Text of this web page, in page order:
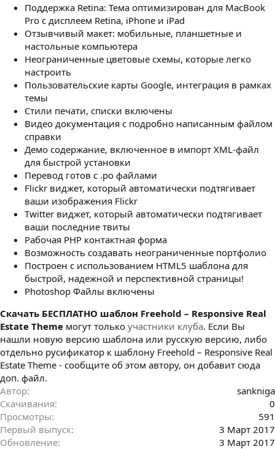
Поддержка Retina: Тема оптимизирован для MacBook
Pro с дисплеем Retina, iPhone и iPad
Отзывчивый макет: мобильные, планшетные и
настольные компьютера
Неограниченные цветовые схемы, которые легко
настроить
Пользовательские карты Google, интеграция в рамках
темы
Стили печати, списки включены
Видео документация с подробно написанным файлом
справки
Демо содержание, включенное в импорт XML-файл
для быстрой установки
Перевод готов с .po файлами
Flickr виджет, который автоматически подтягивает
ваши изображения Flickr
Twitter виджет, который автоматически подтягивает
ваши последние твиты
Рабочая PHP контактная форма
Возможность создавать неограниченные портфолио
Построен с использованием HTML5 шаблона для
быстрой, надежной и перспективной страницы!
Photoshop Файлы включены
Cкачать БЕСПЛАТНО шаблон Freehold – Responsive Real
Estate Theme могут только участники клуба. Если Вы
нашли новую версию шаблона или русскую версию, либо
отдельно русификатор к шаблону Freehold – Responsive Real
Estate Theme - сообщите об этом автору, он добавит сюда
доп. файл.
Автор
sankniga
Скачивания
0
Просмотры
591
Первый выпуск
3 Март 2017
Обновление
3 Март 2017